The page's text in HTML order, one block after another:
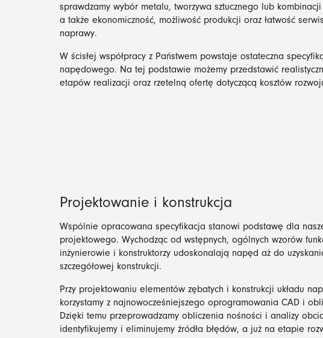
sprawdzamy wybór metalu, tworzywa sztucznego lub
a także ekonomiczność, możliwość produkcji oraz łatwość
naprawy.
W ścisłej współpracy z Państwem powstaje ostateczna
napędowego. Na tej podstawie możemy przedstawić
etapów realizacji oraz rzetelną ofertę dotyczącą kosztów
Projektowanie i konstrukcja
Wspólnie opracowana specyfikacja stanowi podstawę dla
projektowego. Wychodząc od wstępnych, ogólnych wzorów
inżynierowie i konstruktorzy udoskonalają napęd aż do
szczegółowej konstrukcji.
Przy projektowaniu elementów zębatych i konstrukcji układu
korzystamy z najnowocześniejszego oprogramowania CAD i
Dzięki temu przeprowadzamy obliczenia nośności i analizy
identyfikujemy i eliminujemy źródła błędów, a już na etapie